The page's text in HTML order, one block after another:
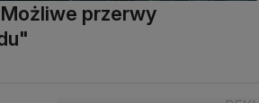
przerwy